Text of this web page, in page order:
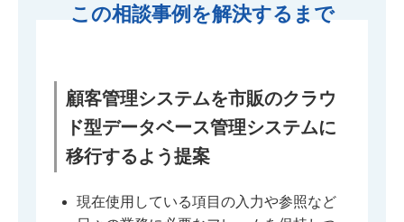
この相談事例を解決するまで
顧客管理システムを市販のクラウ
ド型データベース管理システムに
移行するよう提案
現在使用している項目の入力や参照など